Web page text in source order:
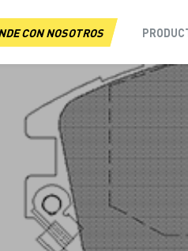
CON NOSOTROS